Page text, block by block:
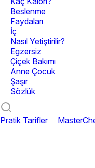
Beslenme
Faydaları
İç
Nasıl Yetiştirilir?
Egzersiz
Çiçek Bakımı
Anne Çocuk
Şaşır
Sözlük
Pratik Tarifler